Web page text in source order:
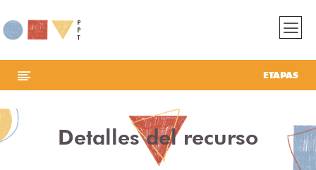
ETAPAS
Detalles del recurso